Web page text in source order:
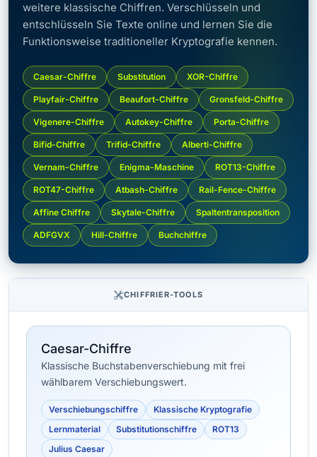
weitere klassische Chiffren. Verschlüsseln und
entschlüsseln Sie Texte online und lernen Sie die
Funktionsweise traditioneller Kryptografie kennen.
Caesar-Chiffre Substitution XOR-Chiffre
Playfair-Chiffre Beaufort-Chiffre Gronsfeld-Chiffre
Vigenere-Chiffre Autokey-Chiffre Porta-Chiffre
Bifid-Chiffre Trifid-Chiffre Alberti-Chiffre
Vernam-Chiffre Enigma-Maschine ROT13-Chiffre
ROT47-Chiffre Atbash-Chiffre Rail-Fence-Chiffre
Affine Chiffre Skytale-Chiffre Spaltentransposition
ADFGVX Hill-Chiffre Buchchiffre
CHIFFRIER-TOOLS
Caesar-Chiffre
Klassische Buchstabenverschiebung mit frei
wählbarem Verschiebungswert.
Verschiebungschiffre
Klassische Kryptografie
Lernmaterial
Substitutionschiffre
ROT13
Julius Caesar